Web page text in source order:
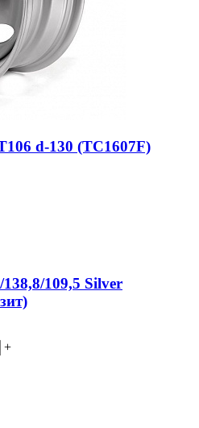
d-130 (TC1607F)
109,5 Silver
+